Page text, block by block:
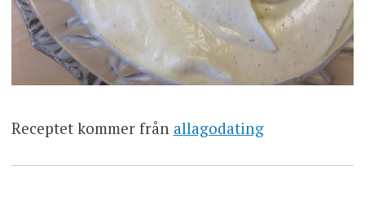
Receptet kommer från allagodating